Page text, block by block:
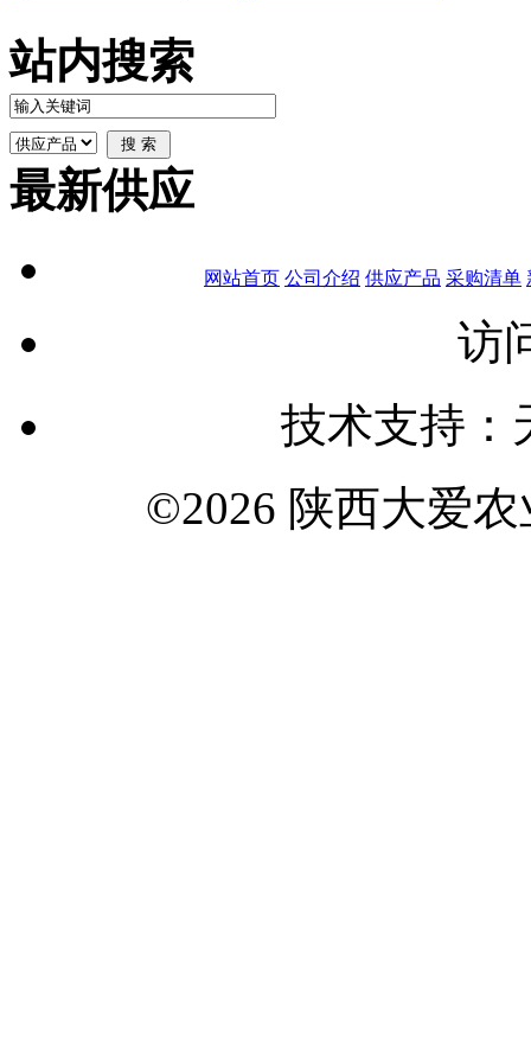
站内搜索
最新供应
网站首页 公司介绍 供应产品 采购清单
访
技术支持：
©2026 陕西大爱